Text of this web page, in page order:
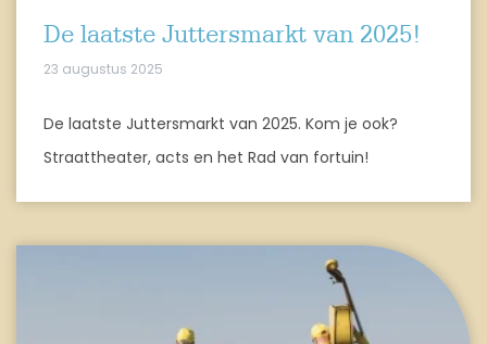
De laatste Juttersmarkt van 2025!
23 augustus 2025
De laatste Juttersmarkt van 2025. Kom je ook?
Straattheater, acts en het Rad van fortuin!